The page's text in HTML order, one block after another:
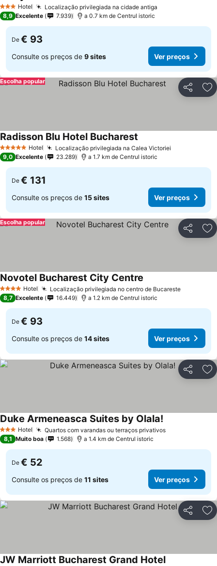
3 EstrelasHotel Localização privilegiada na cidade antiga
8,9 Excelente 7.939 a 0.7 km de Centrul istoric
De € 93
Consulte os preços de 9 sites Ver preços
Partilhar
Escolha popular
5 Estrelas Hotel Localização privilegiada na Calea Victoriei
Radisson Blu Hotel Bucharest
9,0 Excelente 23.289 a 1.7 km de Centrul istoric
De € 131
Consulte os preços de 15 sites Ver preços
Partilhar
Escolha popular
4 EstrelasHotel Localização privilegiada no centro de Bucareste
Novotel Bucharest City Centre
8,7 Excelente 16.449 a 1.2 km de Centrul istoric
De € 93
Consulte os preços de 14 sites Ver preços
Partilhar
3 EstrelasHotel Quartos com varandas ou terraços privativos
Duke Armeneasca Suites by Olala!
8,1 Muito boa 1.568 a 1.4 km de Centrul istoric
De € 52
Consulte os preços de 11 sites Ver preços
Partilhar
JW Marriott Bucharest Grand Hotel